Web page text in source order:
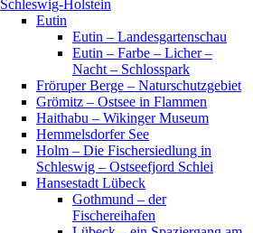
Schleswig-Holstein
Eutin
Eutin – Landesgartenschau
Eutin – Farbe – Licher –
Nacht – Schlosspark
Fröruper Berge – Naturschutzgebiet
Grömitz – Ostsee in Flammen
Haithabu – Wikinger Museum
Hemmelsdorfer See
Holm – Die Fischersiedlung in
Schleswig – Ostseefjord Schlei
Hansestadt Lübeck
Gothmund – der
Fischereihafen